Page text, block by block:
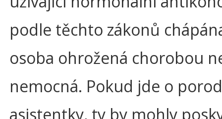
podle těchto zákonů
osoba ohrožená chorobou
nemocná. Pokud jde o
asistentky, ty by mohly